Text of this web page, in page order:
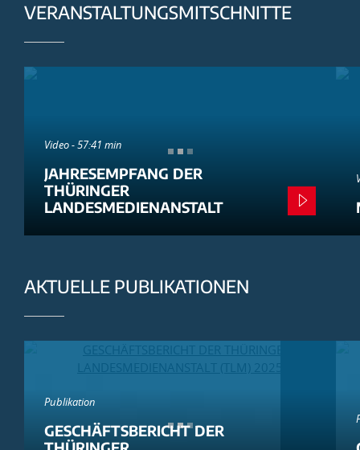
VERANSTALTUNGSMITSCHNITTE
Video - 57:41 min
JAHRESEMPFANG DER
THÜRINGER
LANDESMEDIENANSTALT
AKTUELLE PUBLIKATIONEN
Publikation
GESCHÄFTSBERICHT DER